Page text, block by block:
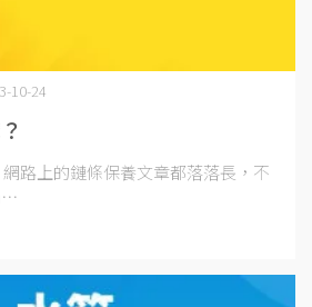
10-24
網路上的鏈條保養文章都落落長，不